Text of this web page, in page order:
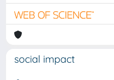
social impact